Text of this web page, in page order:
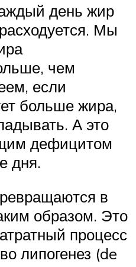
день жир
Мы
чем
если
больше жира,
А это
дефицитом
дня.
в
образом. Это
процесс
липогенез (de